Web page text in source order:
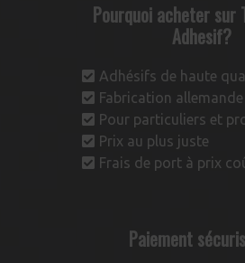
Pourquoi acheter sur
Adhesif?
Adhésifs de haute
Fabrication allemande
Pour particuliers et
Prix au plus juste
Frais de port à prix
Paiement